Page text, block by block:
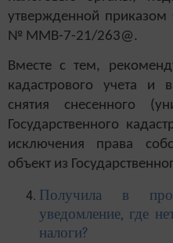
утвержденной
№ ММВ-7-21/263@.
Вместе с тем,
кадастрового учета и
снятия снесенного
Государственного
исключения права
объект из
Получила в
уведомление, где
налоги?